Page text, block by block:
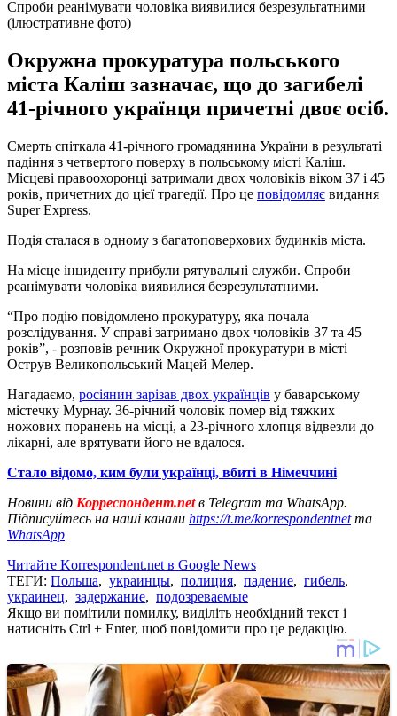
Спроби реанімувати чоловіка виявилися безрезультатними
(ілюстративне фото)
Окружна прокуратура польського
міста Каліш зазначає, що до загибелі
41-річного українця причетні двоє осіб.
Смерть спіткала 41-річного громадянина України в результаті
падіння з четвертого поверху в польському місті Каліш.
Місцеві правоохоронці затримали двох чоловіків віком 37 i 45
років, причетних до цієї трагедії. Про це повідомляє видання
Super Express.
Подія сталася в одному з багатоповерхових будинків міста.
На місце інциденту прибули рятувальні служби. Спроби
реанімувати чоловіка виявилися безрезультатними.
“Про подію повідомлено прокуратуру, яка почала
розслідування. У справі затримано двох чоловіків 37 та 45
років”, - розповів речник Окружної прокуратури в місті
Острув Великопольський Мацей Мелер.
Нагадаємо, росіянин зарізав двох українців у баварському
містечку Мурнау. 36-річний чоловік помер від тяжких
ножових поранень на місці, а 23-річного хлопця відвезли до
лікарні, але врятувати його не вдалося.
Стало відомо, ким були українці, вбиті в Німеччині
Новини від Корреспондент.netв Telegram та WhatsApp.
Підписуйтесь на наші канали https://t.me/korrespondentnetта
WhatsApp
Читайте Korrespondent.net в Google News
ТЕГИ: Польша, украинцы, полиция, падение, гибель,
украинец, задержание, подозреваемые
Якщо ви помітили помилку, виділіть необхідний текст і
натисніть Ctrl + Enter, щоб повідомити про це редакцію.